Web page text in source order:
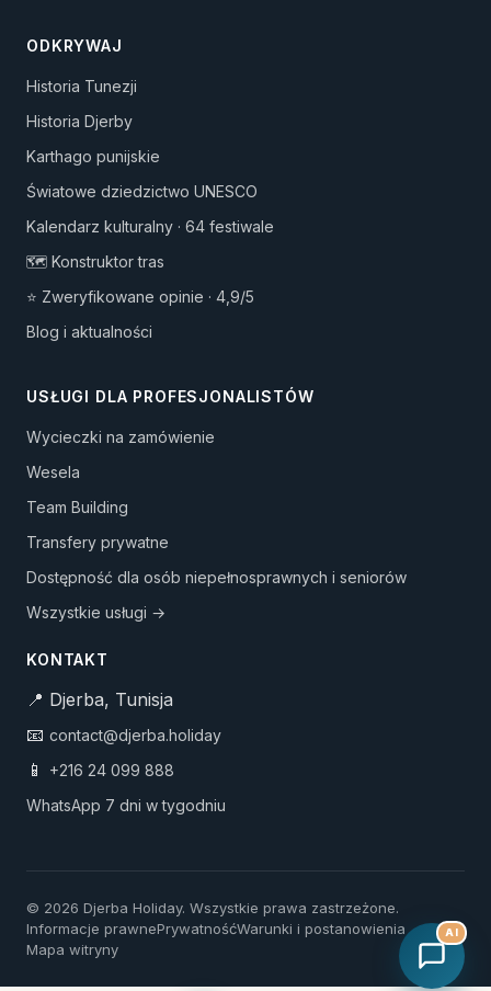
ODKRYWAJ
Historia Tunezji
Historia Djerby
Karthago punijskie
Światowe dziedzictwo UNESCO
Kalendarz kulturalny · 64 festiwale
🗺️ Konstruktor tras
⭐ Zweryfikowane opinie · 4,9/5
Blog i aktualności
USŁUGI DLA PROFESJONALISTÓW
Wycieczki na zamówienie
Wesela
Team Building
Transfery prywatne
Dostępność dla osób niepełnosprawnych i seniorów
Wszystkie usługi →
KONTAKT
📍 Djerba, Tunisja
📧 contact@djerba.holiday
📱
+216 24 099 888
WhatsApp 7 dni w tygodniu
© 2026 Djerba Holiday. Wszystkie prawa zastrzeżone.
Informacje prawnePrywatnośćWarunki i postanowienia
Mapa witryny
AI